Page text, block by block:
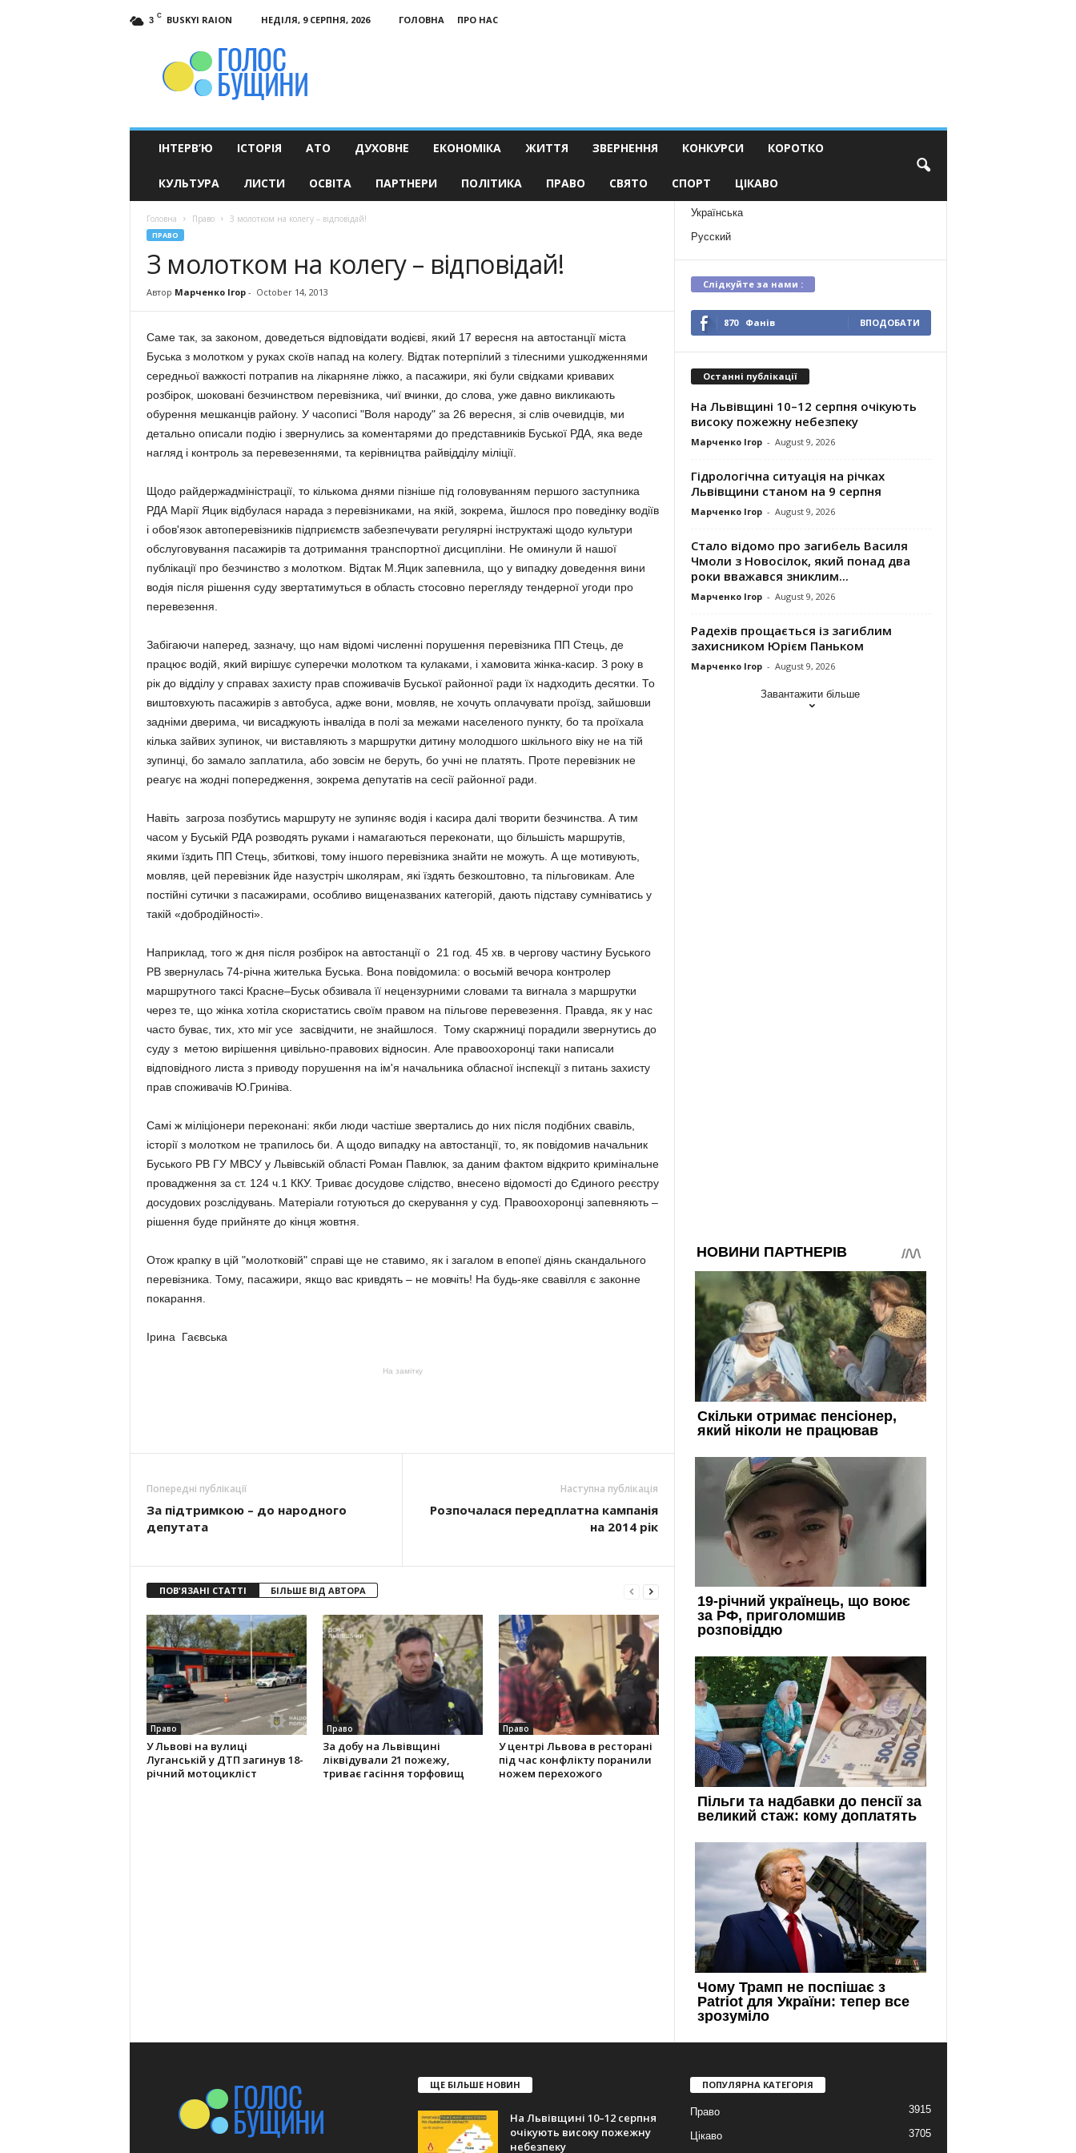
3 C BUSKYI RAION НЕДІЛЯ, 9 СЕРПНЯ, 2026 ГОЛОВНА
ПРО НАС
ІНТЕРВ’Ю ІСТОРІЯ АТО ДУХОВНЕ ЕКОНОМІКА ЖИТТЯ ЗВЕРНЕННЯ КОНКУРСИ КОРОТКО
КУЛЬТУРА ЛИСТИ ОСВІТА ПАРТНЕРИ ПОЛІТИКА ПРАВО СВЯТО СПОРТ ЦІКАВО
Головна Право З молотком на колегу – відповідай!
ПРАВО
З молотком на колегу – відповідай!
Автор Марченко Ігор- October 14, 2013
Саме так, за законом, доведеться відповідати водієві, який 17 вересня на автостанції міста
Буська з молотком у руках скоїв напад на колегу. Відтак потерпілий з тілесними ушкодженнями
середньої важкості потрапив на лікарняне ліжко, а пасажири, які були свідками кривавих
розбірок, шоковані безчинством перевізника, чиї вчинки, до слова, уже давно викликають
обурення мешканців району. У часописі "Воля народу" за 26 вересня, зі слів очевидців, ми
детально описали подію і звернулись за коментарями до представників Буської РДА, яка веде
нагляд і контроль за перевезеннями, та керівництва райвідділу міліції.
Щодо райдержадміністрації, то кількома днями пізніше під головуванням першого заступника
РДА Марії Яцик відбулася нарада з перевізниками, на якій, зокрема, йшлося про поведінку водіїв
і обов'язок автоперевізників підприємств забезпечувати регулярні інструктажі щодо культури
обслуговування пасажирів та дотримання транспортної дисципліни. Не оминули й нашої
публікації про безчинство з молотком. Відтак М.Яцик запевнила, що у випадку доведення вини
водія після рішення суду звертатимуться в область стосовно перегляду тендерної угоди про
перевезення.
Забігаючи наперед, зазначу, що нам відомі численні порушення перевізника ПП Стець, де
працює водій, який вирішує суперечки молотком та кулаками, і хамовита жінка-касир. З року в
рік до відділу у справах захисту прав споживачів Буської районної ради їх надходить десятки. То
виштовхують пасажирів з автобуса, адже вони, мовляв, не хочуть оплачувати проїзд, зайшовши
задніми дверима, чи висаджують інваліда в полі за межами населеного пункту, бо та проїхала
кілька зайвих зупинок, чи виставляють з маршрутки дитину молодшого шкільного віку не на тій
зупинці, бо замало заплатила, або зовсім не беруть, бо учні не платять. Проте перевізник не
реагує на жодні попередження, зокрема депутатів на сесії районної ради.
Навіть загроза позбутись маршруту не зупиняє водія і касира далі творити безчинства. А тим
часом у Буській РДА розводять руками і намагаються переконати, що більшість маршрутів,
якими їздить ПП Стець, збиткові, тому іншого перевізника знайти не можуть. А ще мотивують,
мовляв, цей перевізник йде назустріч школярам, які їздять безкоштовно, та пільговикам. Але
постійні сутички з пасажирами, особливо вищеназваних категорій, дають підставу сумніватись у
такій «добродійності».
Наприклад, того ж дня після розбірок на автостанції о 21 год. 45 хв. в чергову частину Буського
РВ звернулась 74-річна жителька Буська. Вона повідомила: о восьмій вечора контролер
маршрутного таксі Красне–Буськ обзивала її нецензурними словами та вигнала з маршрутки
через те, що жінка хотіла скористатись своїм правом на пільгове перевезення. Правда, як у нас
часто буває, тих, хто міг усе засвідчити, не знайшлося. Тому скаржниці порадили звернутись до
суду з метою вирішення цивільно-правових відносин. Але правоохоронці таки написали
відповідного листа з приводу порушення на ім'я начальника обласної інспекції з питань захисту
прав споживачів Ю.Гриніва.
Самі ж міліціонери переконані: якби люди частіше звертались до них після подібних свавіль,
історії з молотком не трапилось би. А щодо випадку на автостанції, то, як повідомив начальник
Буського РВ ГУ МВСУ у Львівській області Роман Павлюк, за даним фактом відкрито кримінальне
провадження за ст. 124 ч.1 ККУ. Триває досудове слідство, внесено відомості до Єдиного реєстру
досудових розслідувань. Матеріали готуються до скерування у суд. Правоохоронці запевняють –
рішення буде прийняте до кінця жовтня.
Отож крапку в цій "молотковій" справі ще не ставимо, як і загалом в епопеї діянь скандального
перевізника. Тому, пасажири, якщо вас кривдять – не мовчіть! На будь-яке свавілля є законне
покарання.
Ірина Гаєвська
На замітку
Попередні публікації
За підтримкою – до народного
депутата
Наступна публікація
Розпочалася передплатна кампанія
на 2014 рік
ПОВ'ЯЗАНІ СТАТТІ БІЛЬШЕ ВІД АВТОРА
Право
У Львові на вулиці
Луганській у ДТП загинув 18-
річний мотоцикліст
Право
За добу на Львівщині
ліквідували 21 пожежу,
триває гасіння торфовищ
Право
У центрі Львова в ресторані
під час конфлікту поранили
ножем перехожого
Українська
Русский
Слідкуйте за нами :
870 Фанів ВПОДОБАТИ
Останні публікації
На Львівщині 10–12 серпня очікують
високу пожежну небезпеку
Марченко Ігор - August 9, 2026
Гідрологічна ситуація на річках
Львівщини станом на 9 серпня
Марченко Ігор - August 9, 2026
Стало відомо про загибель Василя
Чмоли з Новосілок, який понад два
роки вважався зниклим...
Марченко Ігор - August 9, 2026
Радехів прощається із загиблим
захисником Юрієм Паньком
Марченко Ігор - August 9, 2026
Завантажити більше
ЩЕ БІЛЬШЕ НОВИН
На Львівщині 10–12 серпня
очікують високу пожежну
небезпеку
ПОПУЛЯРНА КАТЕГОРІЯ
Право 3915
Цікаво
3705